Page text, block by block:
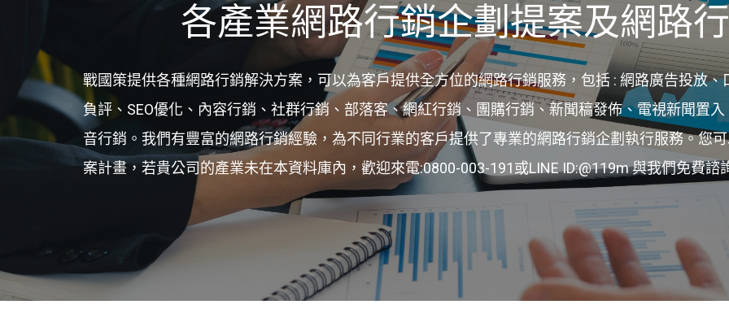
各產業網路行銷企劃提案及網路
戰國策提供各種網路行銷解決方案，可以為客戶提供全方位的網路行銷服務，包括 : 網路廣告投放
負評、SEO優化、內容行銷、社群行銷、部落客、網紅行銷、團購行銷、新聞稿發佈、電視新聞置
音行銷。我們有豐富的網路行銷經驗，為不同行業的客戶提供了專業的網路行銷企劃執行服務。您
案計畫，若貴公司的產業未在本資料庫內，歡迎來電:0800-003-191或LINE ID:@119m 與我們免費諮